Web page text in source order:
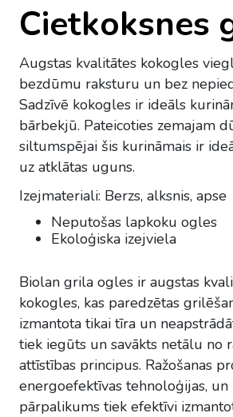
Cietkoksnes
Augstas kvalitātes kokogles
bezdūmu raksturu un bez
Sadzīvē kokogles ir ideāls
bārbekjū. Pateicoties zemajam
siltumspējai šis kurināmais ir
uz atklātas uguns.
Izejmateriali: Berzs, alksnis, apse
Neputošas lapkoku ogles
Ekoloģiska izejviela
Biolan grila ogles ir augstas
kokogles, kas paredzētas
izmantota tikai tīra un
tiek iegūts un savākts netālu no
attīstības principus. Ražošanas
energoefektīvas tehnoloģijas,
pārpalikums tiek efektīvi